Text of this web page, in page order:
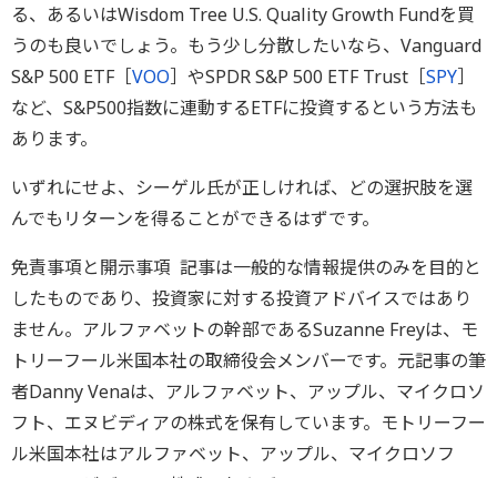
る、あるいはWisdom Tree U.S. Quality Growth Fundを買
うのも良いでしょう。もう少し分散したいなら、Vanguard
S&P 500 ETF［VOO］やSPDR S&P 500 ETF Trust［SPY］
など、S&P500指数に連動するETFに投資するという方法も
あります。
いずれにせよ、シーゲル氏が正しければ、どの選択肢を選
んでもリターンを得ることができるはずです。
免責事項と開示事項 記事は一般的な情報提供のみを目的と
したものであり、投資家に対する投資アドバイスではあり
ません。アルファベットの幹部であるSuzanne Freyは、モ
トリーフール米国本社の取締役会メンバーです。元記事の筆
者Danny Venaは、アルファベット、アップル、マイクロソ
フト、エヌビディアの株式を保有しています。モトリーフー
ル米国本社はアルファベット、アップル、マイクロソフ